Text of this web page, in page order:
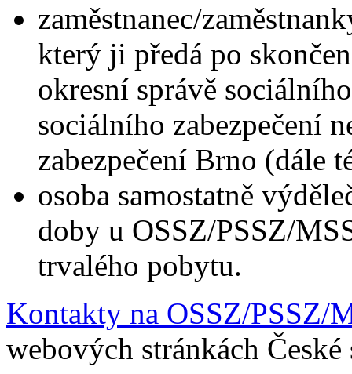
zaměstnanec/
který ji předá po
okresní správě
sociálního zabezpečení
zabezpečení Brno (dále
osoba samostatně
doby u OSSZ/PSSZ/
trvalého pobytu.
Kontakty na OSSZ/PSSZ/
webových stránkách